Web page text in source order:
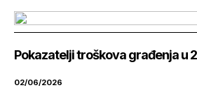
Pokazatelji troškova građenja u
02/06/2026